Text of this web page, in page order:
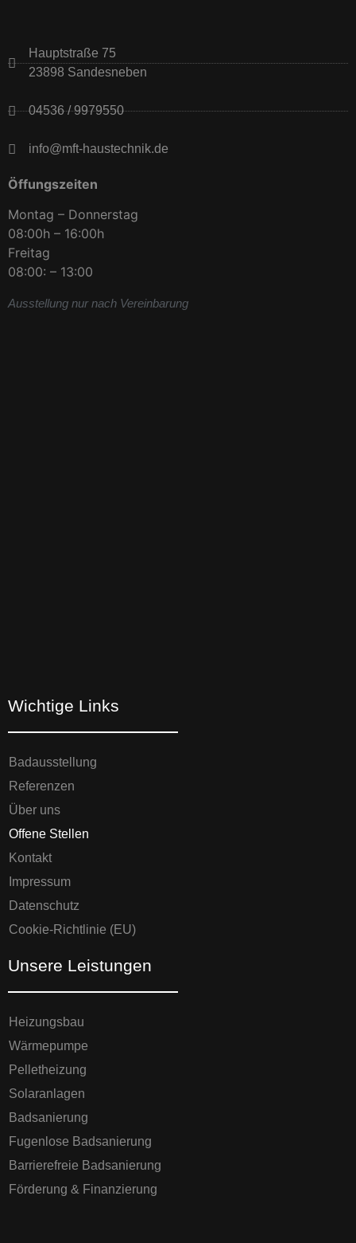
Hauptstraße 75
23898 Sandesneben
04536 / 9979550
info@mft-haustechnik.de
Öffungszeiten
Montag – Donnerstag
08:00h – 16:00h
Freitag
08:00: – 13:00
Ausstellung nur nach Vereinbarung
Wichtige Links
Badausstellung
Referenzen
Über uns
Offene Stellen
Kontakt
Impressum
Datenschutz
Cookie-Richtlinie (EU)
Unsere Leistungen
Heizungsbau
Wärmepumpe
Pelletheizung
Solaranlagen
Badsanierung
Fugenlose Badsanierung
Barrierefreie Badsanierung
Förderung & Finanzierung